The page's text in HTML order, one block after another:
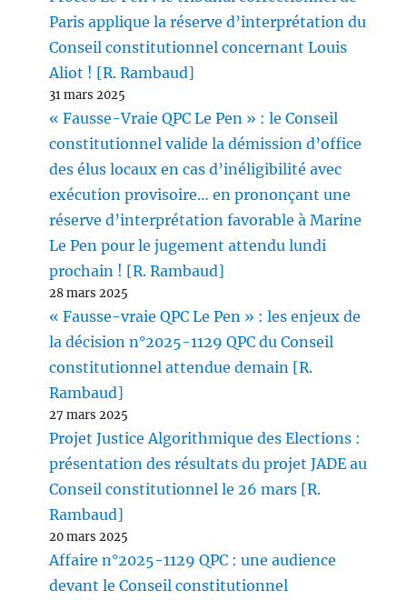
Paris applique la réserve d’interprétation du
Conseil constitutionnel concernant Louis
Aliot ! [R. Rambaud]
31 mars 2025
« Fausse-Vraie QPC Le Pen » : le Conseil
constitutionnel valide la démission d’office
des élus locaux en cas d’inéligibilité avec
exécution provisoire… en prononçant une
réserve d’interprétation favorable à Marine
Le Pen pour le jugement attendu lundi
prochain ! [R. Rambaud]
28 mars 2025
« Fausse-vraie QPC Le Pen » : les enjeux de
la décision n°2025-1129 QPC du Conseil
constitutionnel attendue demain [R.
Rambaud]
27 mars 2025
Projet Justice Algorithmique des Elections :
présentation des résultats du projet JADE au
Conseil constitutionnel le 26 mars [R.
Rambaud]
20 mars 2025
Affaire n°2025-1129 QPC : une audience
devant le Conseil constitutionnel